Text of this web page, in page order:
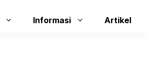
Informasi Artikel